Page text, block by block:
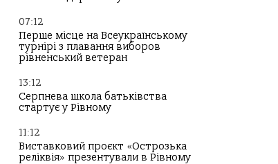
07:12
Перше місце на Всеукраїнському
турнірі з плавання виборов
рівненський ветеран
13:12
Серпнева школа батьківства
стартує у Рівному
11:12
Виставковий проєкт «Острозька
реліквія» презентували в Рівному